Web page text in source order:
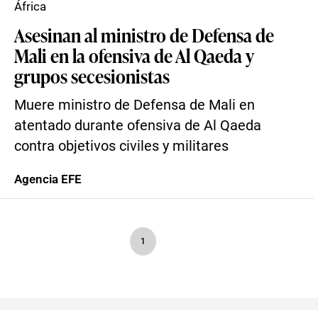
Asesinan al ministro de Defensa de
Mali en la ofensiva de Al Qaeda y
grupos secesionistas
Muere ministro de Defensa de Mali en
atentado durante ofensiva de Al Qaeda
contra objetivos civiles y militares
África
Agencia EFE
1